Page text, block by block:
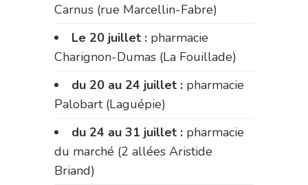
Carnus (rue Marcellin-Fabre)
Le 20 juillet : pharmacie
Charignon-Dumas (La Fouillade)
du 20 au 24 juillet : pharmacie
Palobart (Laguépie)
du 24 au 31 juillet : pharmacie
du marché (2 allées Aristide
Briand)